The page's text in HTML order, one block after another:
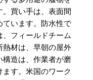
買い手は、表面間
ています。防水性で
フィールドチーム
材は、早朝の屋外
造は、作業者が磨
す。米国のワーク